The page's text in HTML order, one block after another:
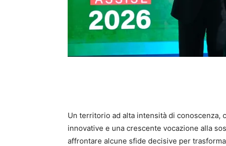
Un territorio ad alta intensità di conoscenza,
innovative e una crescente vocazione alla
affrontare alcune sfide decisive per